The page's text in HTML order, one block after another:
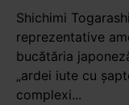
Shichimi
reprezentative
bucătăria
„ardei iute cu
complexi...